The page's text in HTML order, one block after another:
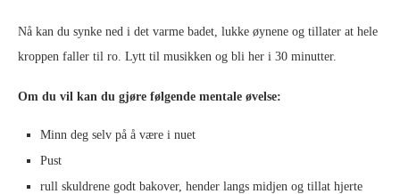
Nå kan du synke ned i det varme badet, lukke øynene og tillater at hele
kroppen faller til ro. Lytt til musikken og bli her i 30 minutter.
Om du vil kan du gjøre følgende mentale øvelse:
Minn deg selv på å være i nuet
Pust
rull skuldrene godt bakover, hender langs midjen og tillat hjerte